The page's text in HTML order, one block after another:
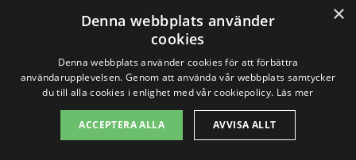
Rådgivning om val av tapeter och
mönster
Professionell applicering av tapeter
Reparation och preparering av väggar
×
Denna webbplats använder
cookies
Denna webbplats använder cookies för att förbättra
användarupplevelsen. Genom att använda vår webbplats samtycker
du till alla cookies i enlighet med vår cookiepolicy. Läs mer
ACCEPTERA ALLA AVVISA ALLT